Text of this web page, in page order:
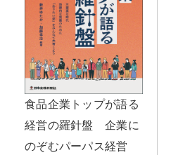
食品企業トップが語る
経営の羅針盤 企業に
のぞむパーパス経営